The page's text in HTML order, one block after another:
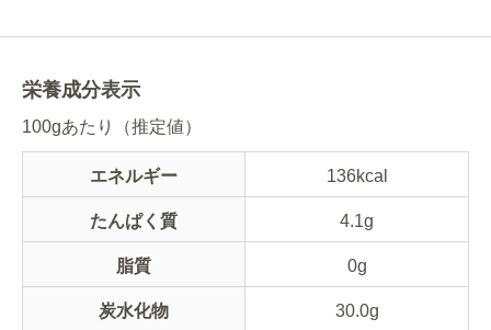
栄養成分表示
100gあたり（推定値）
エネルギー 136kcal
たんぱく質 4.1g
脂質 0g
炭水化物 30.0g